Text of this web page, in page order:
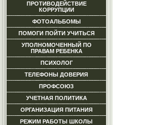
ПРОТИВОДЕЙСТВИЕ
КОРРУПЦИИ
ФОТОАЛЬБОМЫ
ПОМОГИ ПОЙТИ УЧИТЬСЯ
УПОЛНОМОЧЕННЫЙ ПО
ПРАВАМ РЕБЕНКА
ПСИХОЛОГ
ТЕЛЕФОНЫ ДОВЕРИЯ
ПРОФСОЮЗ
УЧЕТНАЯ ПОЛИТИКА
ОРГАНИЗАЦИЯ ПИТАНИЯ
РЕЖИМ РАБОТЫ ШКОЛЫ